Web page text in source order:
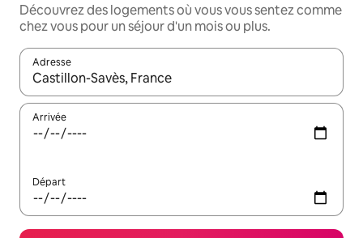
Découvrez des logements où vous vous sentez comme
chez vous pour un séjour d'un mois ou plus.
Adresse
Lorsque les résultats s'affichent, utilisez les flèches vers le
Arrivée
Départ